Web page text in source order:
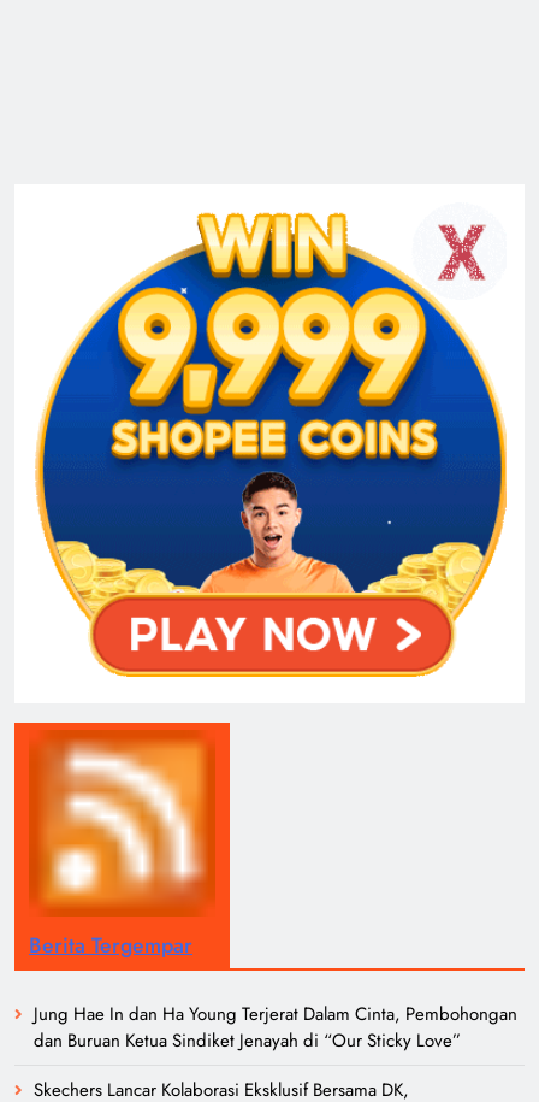
Berita Tergempar
Jung Hae In dan Ha Young Terjerat Dalam Cinta, Pembohongan
dan Buruan Ketua Sindiket Jenayah di “Our Sticky Love”
Skechers Lancar Kolaborasi Eksklusif Bersama DK,